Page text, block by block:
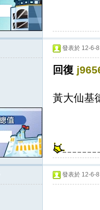
發表於 12-6-
回復
黃大仙基
發表於 12-6-